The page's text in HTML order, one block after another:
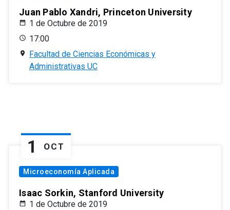
Juan Pablo Xandri, Princeton University
1 de Octubre de 2019
17:00
Facultad de Ciencias Económicas y
Administrativas UC
1 OCT
Microeconomía Aplicada
Isaac Sorkin, Stanford University
1 de Octubre de 2019